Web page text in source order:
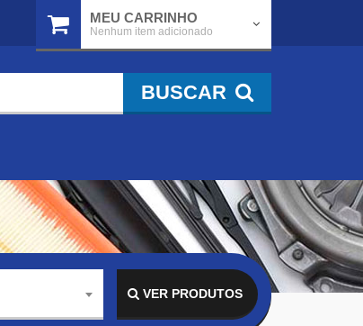
MEU CARRINHO
Nenhum item adicionado
BUSCAR
VER PRODUTOS